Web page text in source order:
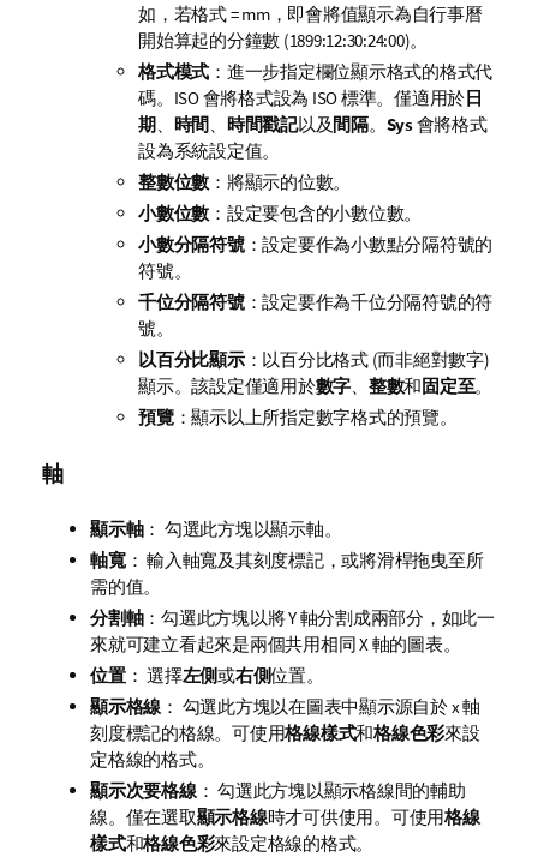
如，若格式 = mm，即會將值顯示為自行事曆
開始算起的分鐘數 (1899:12:30:24:00)。
格式模式 ：進一步指定欄位顯示格式的格式代
碼。 ISO會將格式設為 ISO 標準。僅適用於日
期、 時間 時間戳記以及間隔。 Sys會將格式
設為系統設定值。
整數位數 ：將顯示的位數。
小數位數 ：設定要包含的小數位數。
小數分隔符號：設定要作為小數點分隔符號的
符號。
千位分隔符號：設定要作為千位分隔符號的符
號。
以百分比顯示：以百分比格式 (而非絕對數字)
顯示。該設定僅適用於數字 整數和固定至。
預覽：顯示以上所指定數字格式的預覽。
軸
顯示軸： 勾選此方塊以顯示軸。
軸寬： 輸入軸寬及其刻度標記，或將滑桿拖曳至所
需的值。
分割軸：勾選此方塊以將 Y 軸分割成兩部分，如此一
來就可建立看起來是兩個共用相同 X 軸的圖表。
位置： 選擇左側或右側位置。
顯示格線 ： 勾選此方塊以在圖表中顯示源自於 x 軸
刻度標記的格線。可使用格線樣式和格線色彩來設
定格線的格式。
顯示次要格線： 勾選此方塊以顯示格線間的輔助
線。僅在選取顯示格線時才可供使用。可使用格線
樣式和格線色彩來設定格線的格式。